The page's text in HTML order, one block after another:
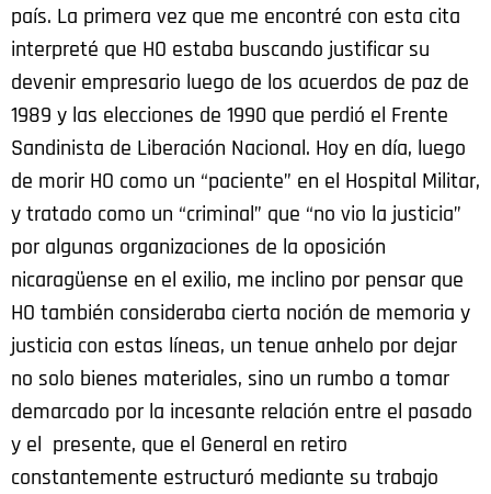
país. La primera vez que me encontré con esta cita
interpreté que HO estaba buscando justificar su
devenir empresario luego de los acuerdos de paz de
1989 y las elecciones de 1990 que perdió el Frente
Sandinista de Liberación Nacional. Hoy en día, luego
de morir HO como un “paciente” en el Hospital Militar,
y tratado como un “criminal” que “no vio la justicia”
por algunas organizaciones de la oposición
nicaragüense en el exilio, me inclino por pensar que
HO también consideraba cierta noción de memoria y
justicia con estas líneas, un tenue anhelo por dejar
no solo bienes materiales, sino un rumbo a tomar
demarcado por la incesante relación entre el pasado
y el presente, que el General en retiro
constantemente estructuró mediante su trabajo